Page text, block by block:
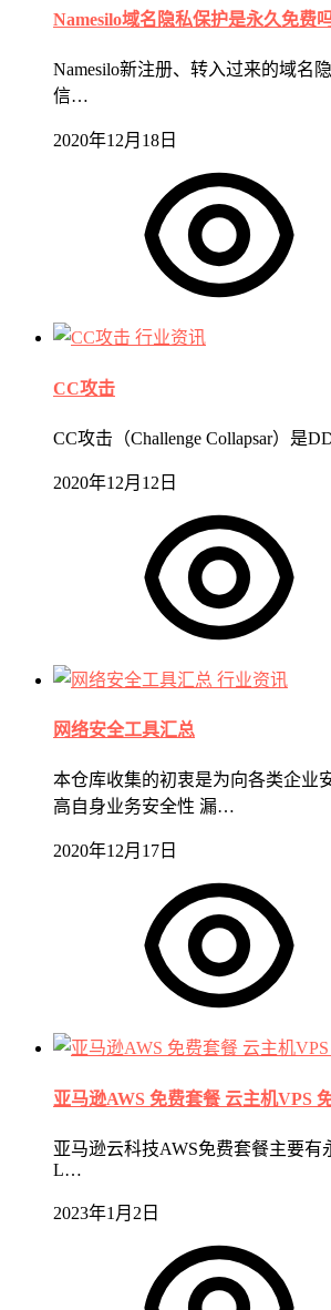
Namesilo域名隐私保护是永久免费吗
Namesilo新注册、转入过来的域名
信…
2020年12月18日
行业资讯
CC攻击
CC攻击（Challenge Collapsar）
2020年12月12日
行业资讯
网络安全工具汇总
本仓库收集的初衷是为向各类企业
高自身业务安全性 漏…
2020年12月17日
亚马逊AWS 免费套餐 云主机VPS
亚马逊云科技AWS免费套餐主要有
L…
2023年1月2日